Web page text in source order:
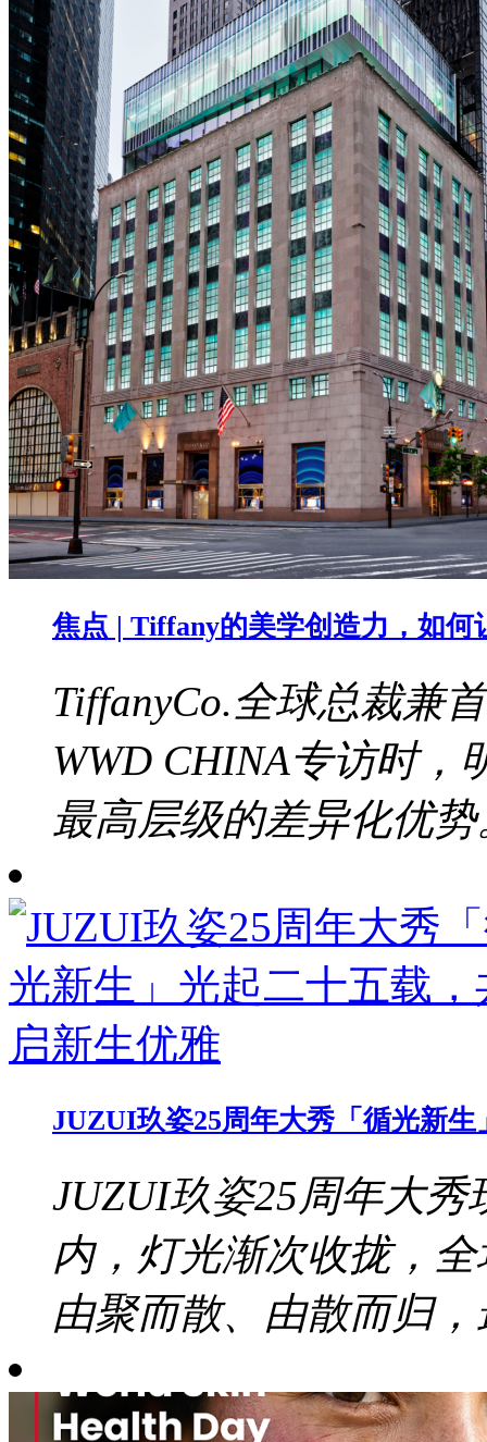
焦点 | Tiffany的美学创造力，如何
TiffanyCo.全球总裁兼
WWD CHINA专访时
最高层级的差异化优势
JUZUI玖姿25周年大秀「循光新
JUZUI玖姿25周年大秀
内，灯光渐次收拢，
由聚而散、由散而归